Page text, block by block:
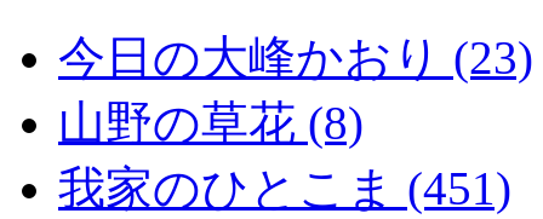
今日の大峰かおり (23)
山野の草花 (8)
我家のひとこま (451)